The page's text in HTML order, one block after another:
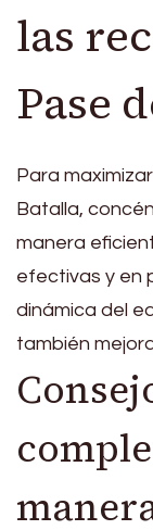
las
Pase
Para
Batalla,
manera
efectivas y en
dinámica del
también